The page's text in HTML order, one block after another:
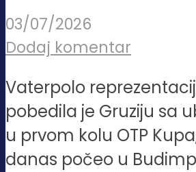
03/07/2026
Dodaj komentar
Vaterpolo
pobedila je Gruziju sa
u prvom kolu OTP
danas počeo u